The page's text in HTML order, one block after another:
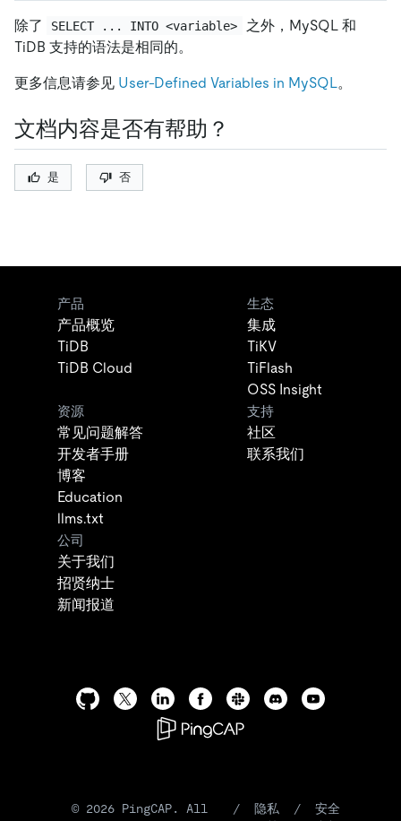
除了 SELECT ... INTO <variable>
之外，MySQL 和
TiDB 支持的语法是相同的。
更多信息请参见 User-Defined Variables in MySQL。
文档内容是否有帮助？
是 否
产品
产品概览
TiDB
TiDB Cloud
生态
集成
TiKV
TiFlash
OSS Insight
资源
常见问题解答
开发者手册
博客
Education
llms.txt
支持
社区
联系我们
公司
关于我们
招贤纳士
新闻报道
© 2026 PingCAP. All
/
隐私
/
安全